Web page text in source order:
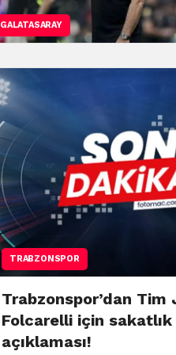
GALATASARAY
TRABZONSPOR
Trabzonspor’dan Tim
Folcarelli için sakatlık
açıklaması!